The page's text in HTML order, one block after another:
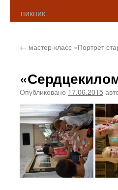
пикник
← мастер-класс «Портрет
Опубликовано 17.06.2015